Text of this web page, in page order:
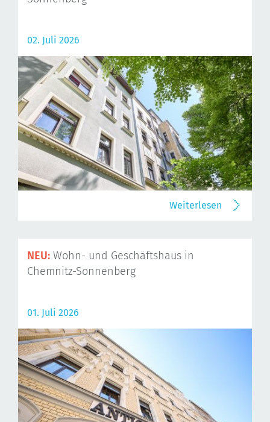
02. Juli 2026
Weiterlesen
NEU: Wohn- und Geschäftshaus in
Chemnitz-Sonnenberg
01. Juli 2026